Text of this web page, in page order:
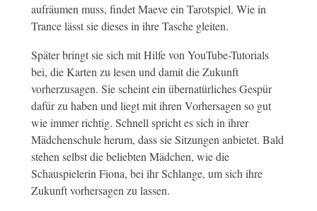
aufräumen muss, findet Maeve ein Tarotspiel. Wie in
Trance lässt sie dieses in ihre Tasche gleiten.
Später bringt sie sich mit Hilfe von YouTube-Tutorials
bei, die Karten zu lesen und damit die Zukunft
vorherzusagen. Sie scheint ein übernatürliches Gespür
dafür zu haben und liegt mit ihren Vorhersagen so gut
wie immer richtig. Schnell spricht es sich in ihrer
Mädchenschule herum, dass sie Sitzungen anbietet. Bald
stehen selbst die beliebten Mädchen, wie die
Schauspielerin Fiona, bei ihr Schlange, um sich ihre
Zukunft vorhersagen zu lassen.